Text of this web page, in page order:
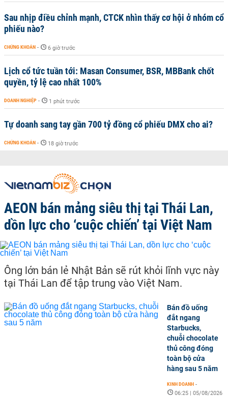
Sau nhịp điều chỉnh mạnh, CTCK nhìn thấy cơ hội ở nhóm cổ
phiếu nào?
CHỨNG KHOÁN - 6 giờ trước
Lịch cổ tức tuần tới: Masan Consumer, BSR, MBBank chốt
quyền, tỷ lệ cao nhất 100%
DOANH NGHIỆP - 1 phút trước
Tự doanh sang tay gần 700 tỷ đồng cổ phiếu DMX cho ai?
CHỨNG KHOÁN - 18 giờ trước
AEON bán mảng siêu thị tại Thái Lan,
dồn lực cho ‘cuộc chiến’ tại Việt Nam
Ông lớn bán lẻ Nhật Bản sẽ rút khỏi lĩnh vực này
tại Thái Lan để tập trung vào Việt Nam.
Bán đồ uống
đắt ngang
Starbucks,
chuỗi chocolate
thủ công đóng
toàn bộ cửa
hàng sau 5 năm
KINH DOANH -
06:25 | 05/08/2026